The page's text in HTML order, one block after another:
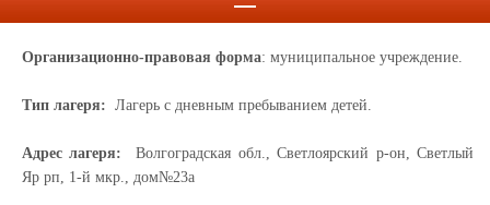
: Тетерятникова Олеся Олеговна.
Организационно-правовая форма: муниципальное учреждение.
Тип лагеря: Лагерь с дневным пребыванием детей.
Адрес лагеря: Волгоградская обл., Светлоярский р-он, Светлый
Яр рп, 1-й мкр., дом№23а